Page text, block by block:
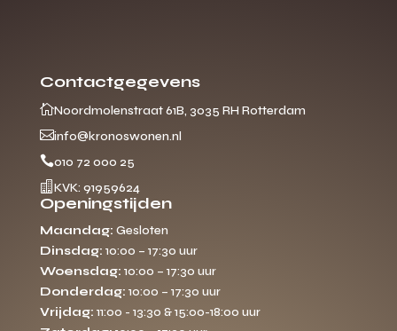
Contactgegevens
Noordmolenstraat 61B, 3035 RH Rotterdam
info@kronoswonen.nl
010 72 000 25
 KVK: 91959624
Openingstijden
Maandag: Gesloten
Dinsdag: 10:00 – 17:30 uur
Woensdag: 10:00 – 17:30 uur
Donderdag: 10:00 – 17:30 uur
Vrijdag: 11:00 - 13:30 & 15:00-18:00 uur